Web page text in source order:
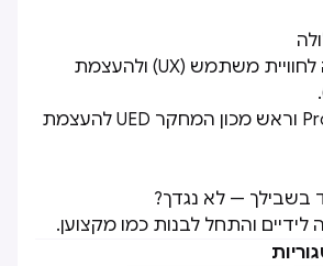
יזם, חוקר ומומחה לחוויית משתמש (UX) ולהעצמת
מנכ”ל חברת ProUX וראש מכון המחקר UED להעצמת
והתחל לבנות כמו מקצוען.